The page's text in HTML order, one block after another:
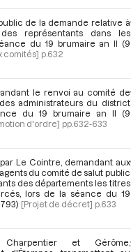
de la demande relative à
représentants dans les
du 19 brumaire an II (9
comités] p.632
le renvoi au comité de
administrateurs du district
du 19 brumaire an II (9
d'ordre] pp.632-633
Le Cointre, demandant aux
du comité de salut public
des départements les titres
lors de la séance du 19
[Projet de décret] p.633
et Gérôme,